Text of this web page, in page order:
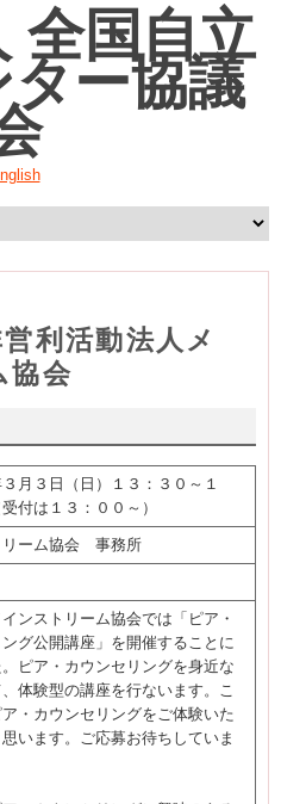
全国自立
ー協議
利活動法人メ
協会
月３日（日）１３：３０～１
付は１３：００～）
リーム協会 事務所
ンストリーム協会では「ピア・
グ公開講座」を開催することに
ピア・カウンセリングを身近な
体験型の講座を行ないます。こ
・カウンセリングをご体験いた
います。ご応募お待ちしていま